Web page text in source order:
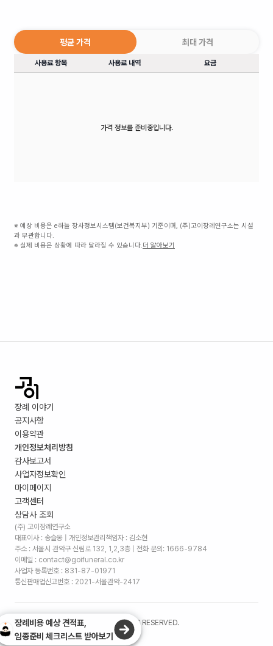
평균 가격 최대 가격
사용료 항목 사용료 내역 요금
가격 정보를 준비중입니다.
※ 예상 비용은 e하늘 장사정보시스템(보건복지부) 기준이며, (주)고이장례연구소는 시설
과 무관합니다.
※ 실제 비용은 상황에 따라 달라질 수 있습니다.더 알아보기
장례 이야기
공지사항
이용약관
개인정보처리방침
감사보고서
사업자정보확인
마이페이지
고객센터
상담사 조회
(주) 고이장례연구소
대표이사 : 송슬옹 | 개인정보관리책임자 : 김소현
주소 : 서울시 관악구 신림로 132, 1,2,3층 | 전화 문의: 1666-9784
이메일 : contact@goifuneral.co.kr
사업자 등록번호 : 831-87-01971
통신판매업신고번호 : 2021-서울관악-2417
©2026. (주)고이장례연구소 ALL RIGHTS RESERVED.
장례비용 예상 견적표,
임종준비 체크리스트 받아보기